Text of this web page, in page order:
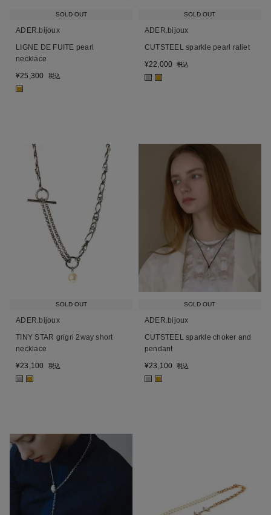
SOLD OUT
ADER.bijoux
LIGNE DE FUITE pearl
necklace
¥25,300 税込
SOLD OUT
ADER.bijoux
CUTSTEEL sparkle pearl raliet
¥22,000 税込
SOLD OUT
ADER.bijoux
TINY STAR grigri 2way short
necklace
¥23,100 税込
■ ■
SOLD OUT
ADER.bijoux
CUTSTEEL sparkle choker and
pendant
¥23,100 税込
■ ■